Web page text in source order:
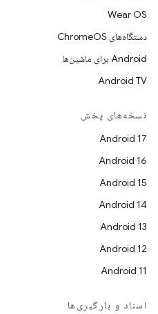
Wear OS
دستگاه‌های ChromeOS
Android برای ماشین‌ها
Android TV
نسخه‌های پخش
Android 17
Android 16
Android 15
Android 14
Android 13
Android 12
Android 11
اسناد و بارگیری‌ها